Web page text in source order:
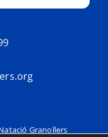
Granollers